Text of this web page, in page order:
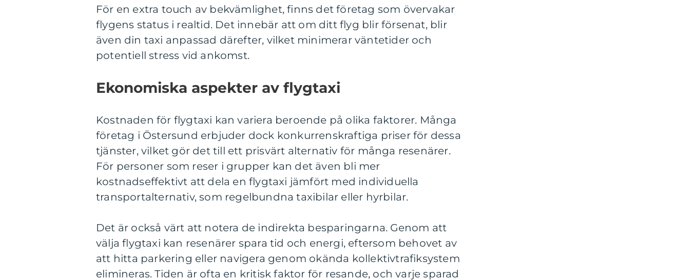
För en extra touch av bekvämlighet, finns det företag som övervakar
flygens status i realtid. Det innebär att om ditt flyg blir försenat, blir
även din taxi anpassad därefter, vilket minimerar väntetider och
potentiell stress vid ankomst.
Ekonomiska aspekter av flygtaxi
Kostnaden för flygtaxi kan variera beroende på olika faktorer. Många
företag i Östersund erbjuder dock konkurrenskraftiga priser för dessa
tjänster, vilket gör det till ett prisvärt alternativ för många resenärer.
För personer som reser i grupper kan det även bli mer
kostnadseffektivt att dela en flygtaxi jämfört med individuella
transportalternativ, som regelbundna taxibilar eller hyrbilar.
Det är också värt att notera de indirekta besparingarna. Genom att
välja flygtaxi kan resenärer spara tid och energi, eftersom behovet av
att hitta parkering eller navigera genom okända kollektivtrafiksystem
elimineras. Tiden är ofta en kritisk faktor för resande, och varje sparad